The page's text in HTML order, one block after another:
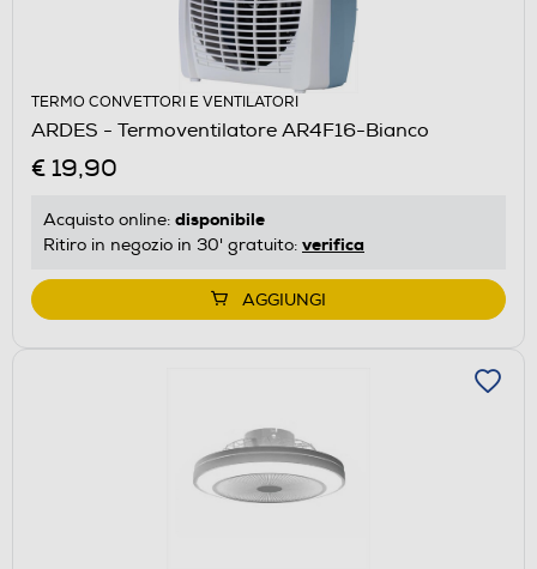
TERMO CONVETTORI E VENTILATORI
ARDES - Termoventilatore AR4F16-Bianco
€ 19,90
Acquisto online: disponibile
Ritiro in negozio in 30' gratuito: verifica
AGGIUNGI